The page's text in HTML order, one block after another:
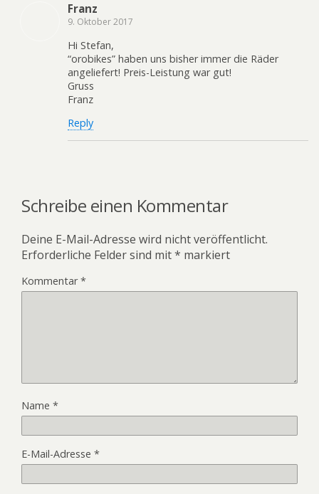
Franz
9. Oktober 2017
Hi Stefan,
“orobikes” haben uns bisher immer die Räder
angeliefert! Preis-Leistung war gut!
Gruss
Franz
Reply
Schreibe einen Kommentar
Deine E-Mail-Adresse wird nicht veröffentlicht.
Erforderliche Felder sind mit* markiert
Kommentar*
Name *
E-Mail-Adresse *